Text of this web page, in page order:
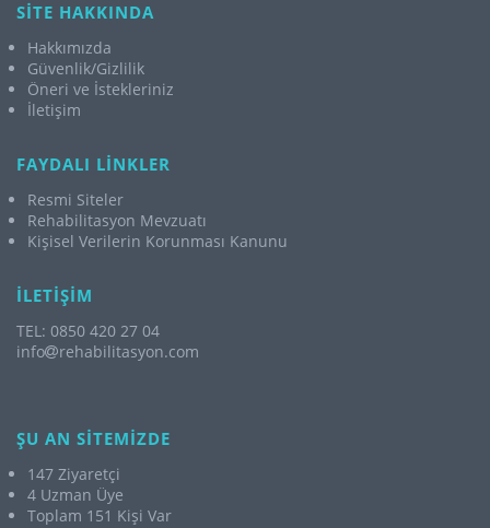
SİTE HAKKINDA
Hakkımızda
Güvenlik/Gizlilik
Öneri ve İstekleriniz
İletişim
FAYDALI LİNKLER
Resmi Siteler
Rehabilitasyon Mevzuatı
Kişisel Verilerin Korunması Kanunu
İLETİŞİM
TEL: 0850 420 27 04
info
rehabilitasyon.com
ŞU AN SİTEMİZDE
147 Ziyaretçi
4 Uzman Üye
Toplam 151 Kişi Var